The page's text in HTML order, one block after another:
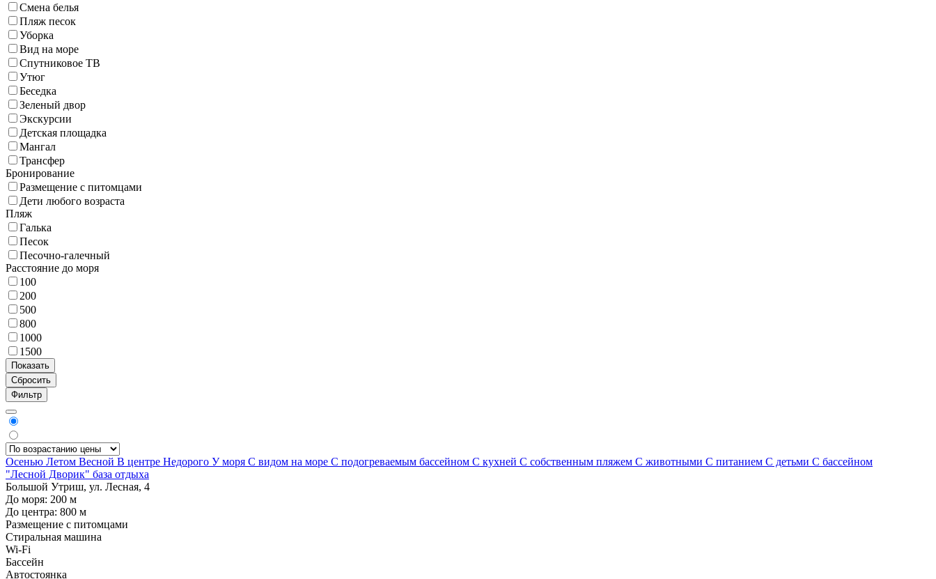
Смена белья
Пляж песок
Уборка
Вид на море
Спутниковое ТВ
Утюг
Беседка
Зеленый двор
Экскурсии
Детская площадка
Мангал
Трансфер
Бронирование
Размещение с питомцами
Дети любого возраста
Пляж
Галька
Песок
Песочно-галечный
Расстояние до моря
100
200
500
800
1000
1500
Фильтр
Осенью Летом Весной В центре Недорого У моря С видом на море С подогреваемым бассейном С кухней С собственным пляжем С животными С питанием С детьми С бассейном
"Лесной Дворик" база отдыха
Большой Утриш, ул. Лесная, 4
До моря: 200 м
До центра: 800 м
Размещение с питомцами
Стиральная машина
Wi-Fi
Бассейн
Автостоянка